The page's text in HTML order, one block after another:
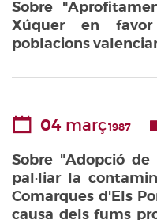
Sobre
Xúquer en
poblacions
04 març1987
Sobre "Adopció
pal·liar la
Comarques d'Els
causa dels fums